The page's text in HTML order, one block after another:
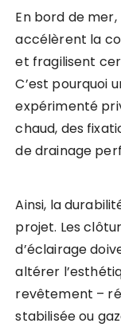
En bord de
accélèrent la
et fragilisent
C’est pourquoi
expérimenté
chaud, des
de drainage
Ainsi, la
projet. Les
d’éclairage
altérer
revêtement –
stabilisée ou